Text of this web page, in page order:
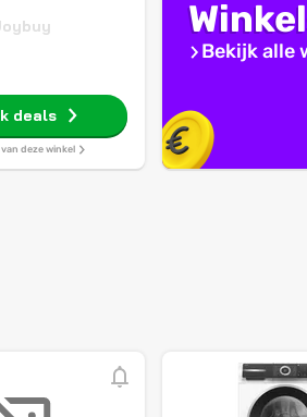
deals
van deze winkel
Bekijk alle